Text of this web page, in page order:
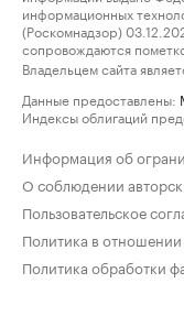
информационных
(Роскомнадзор)
сопровождаются
Владельцем сайта
Данные предоставлены:
Индексы облигаций
Информация об
О соблюдении
Пользовательское
Политика в
Политика обработки